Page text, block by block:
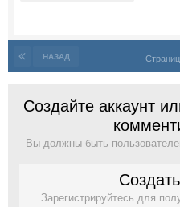
НАЗАД
Создайте аккаунт
Вы должны быть
Зарегистрируйтесь для